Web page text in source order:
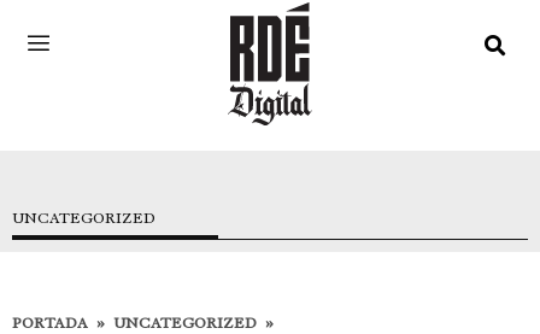
UNCATEGORIZED
PORTADA » UNCATEGORIZED »